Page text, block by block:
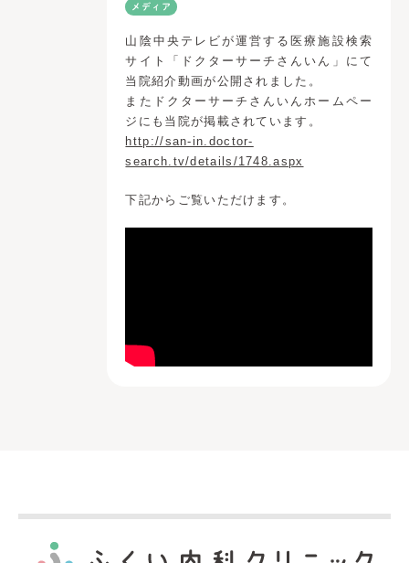
メディア
山陰中央テレビが運営する医療施設検索
サイト「ドクターサーチさんいん」にて
当院紹介動画が公開されました。
またドクターサーチさんいんホームペー
ジにも当院が掲載されています。
http://san-in.doctor-
search.tv/details/1748.aspx
下記からご覧いただけます。